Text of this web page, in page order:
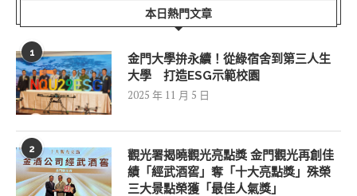
本日熱門文章
1
金門大學拚永續！從綠宿舍到第三人生
大學 打造ESG示範校園
2025 年 11 月 5 日
2
觀光署揭曉觀光亮點獎 金門觀光再創佳
績「經武酒窖」奪「十大亮點獎」殊榮
三大景點榮獲「最佳人氣獎」